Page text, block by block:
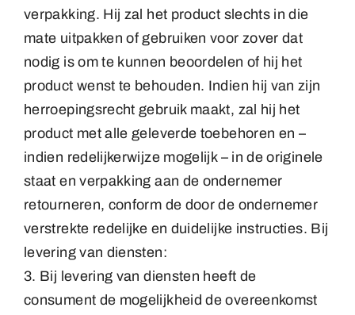
verpakking. Hij zal het product slechts in die
mate uitpakken of gebruiken voor zover dat
nodig is om te kunnen beoordelen of hij het
product wenst te behouden. Indien hij van zijn
herroepingsrecht gebruik maakt, zal hij het
product met alle geleverde toebehoren en –
indien redelijkerwijze mogelijk – in de originele
staat en verpakking aan de ondernemer
retourneren, conform de door de ondernemer
verstrekte redelijke en duidelijke instructies. Bij
levering van diensten:
3. Bij levering van diensten heeft de
consument de mogelijkheid de overeenkomst